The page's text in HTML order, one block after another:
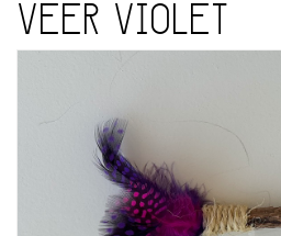
VEER VIOLET